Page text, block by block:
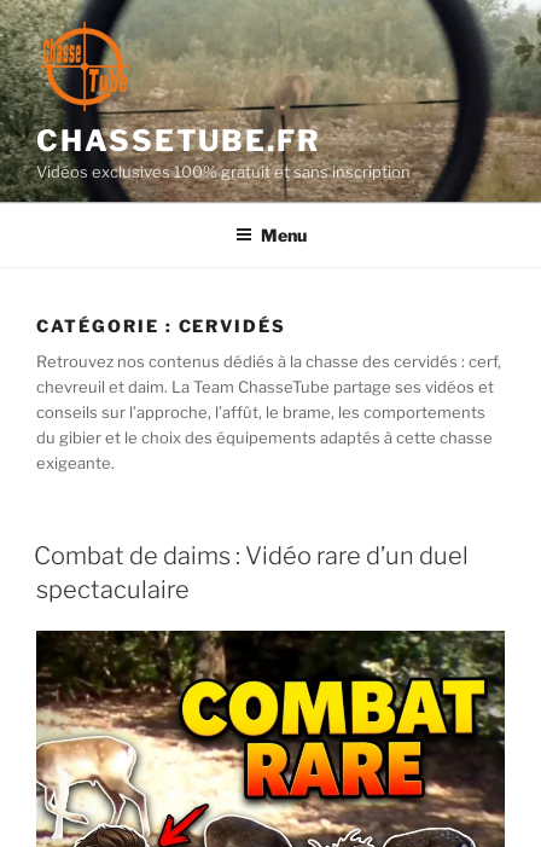
Aller
au
contenu
principal
CHASSETUBE.FR
Vidéos exclusives 100% gratuit et sans inscription
Menu
CATÉGORIE : CERVIDÉS
Retrouvez nos contenus dédiés à la chasse des cervidés : cerf,
chevreuil et daim. La Team ChasseTube partage ses vidéos et
conseils sur l’approche, l’affût, le brame, les comportements
du gibier et le choix des équipements adaptés à cette chasse
exigeante.
PUBLIÉ
LE
Combat de daims : Vidéo rare d’un duel
spectaculaire